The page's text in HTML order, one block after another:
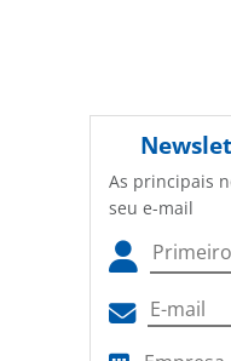
As principais
seu e-mail